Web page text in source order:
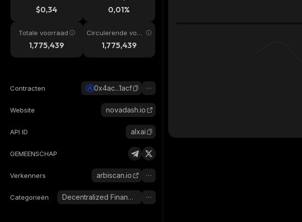
$0,34 0,01%
Totale voorraad
1,775,439
Circulerende voor
1,775,439
Contracten 0x4ac...1acf
Website novadash.io
API ID alxai
GEMEENSCHAP
Verkenners arbiscan.io
Categorieën Decentralized Finance (DeFi)